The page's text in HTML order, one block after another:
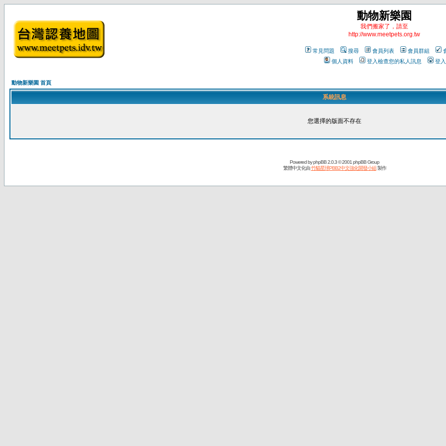
動物新樂園
我們搬家了，請至
http://www.meetpets.org.tw
常見問題 搜尋 會員列表 會員群組
個人資料
登入檢查您的私人訊息 登入
動物新樂園 首頁
系統訊息
您選擇的版面不存在
Powered byphpBB2.0.3 © 2001 phpBB Group
繁體中文化由竹貓星球PBB2中文強化開發小組製作